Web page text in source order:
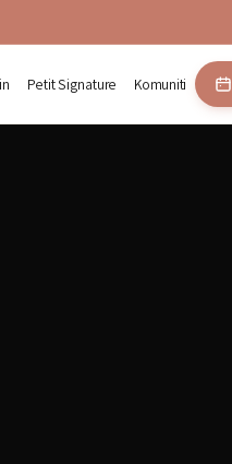
Petit Signature Komuniti